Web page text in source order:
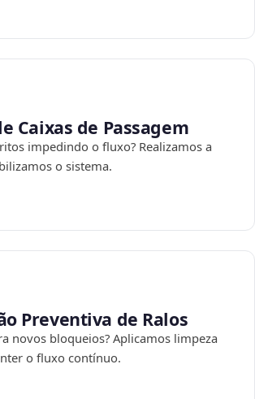
Caixas de Passagem
impedindo o fluxo? Realizamos a
o sistema.
Preventiva de Ralos
novos bloqueios? Aplicamos limpeza
o fluxo contínuo.